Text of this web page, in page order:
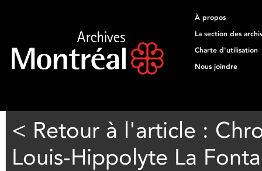
À propos
La section des
Charte d'utilisation
Nous joindre
< Retour à l'article :
Louis-Hippolyte La